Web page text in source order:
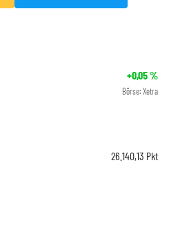
+0,05%
Börse: Xetra
26.140,13 Pkt